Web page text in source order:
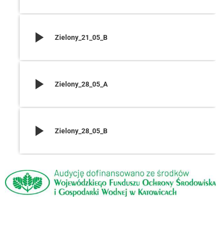
play_arrow Zielony_21_05_B
play_arrow Zielony_28_05_A
play_arrow Zielony_28_05_B